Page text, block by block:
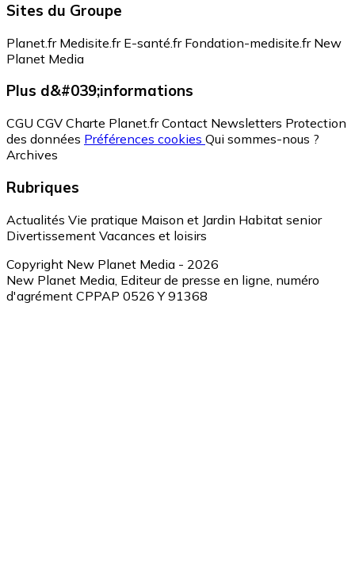
Sites du Groupe
Planet.fr Medisite.fr E-santé.fr Fondation-medisite.fr New
Planet Media
Plus d&#039;informations
CGU CGV Charte Planet.fr Contact Newsletters Protection
des données Préférences cookies Qui sommes-nous ?
Archives
Rubriques
Actualités Vie pratique Maison et Jardin Habitat senior
Divertissement Vacances et loisirs
Copyright New Planet Media - 2026
New Planet Media, Editeur de presse en ligne, numéro
d'agrément CPPAP 0526 Y 91368